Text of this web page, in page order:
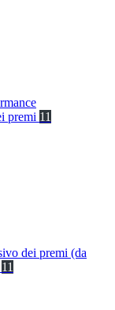
premi 11
dei premi (da
11